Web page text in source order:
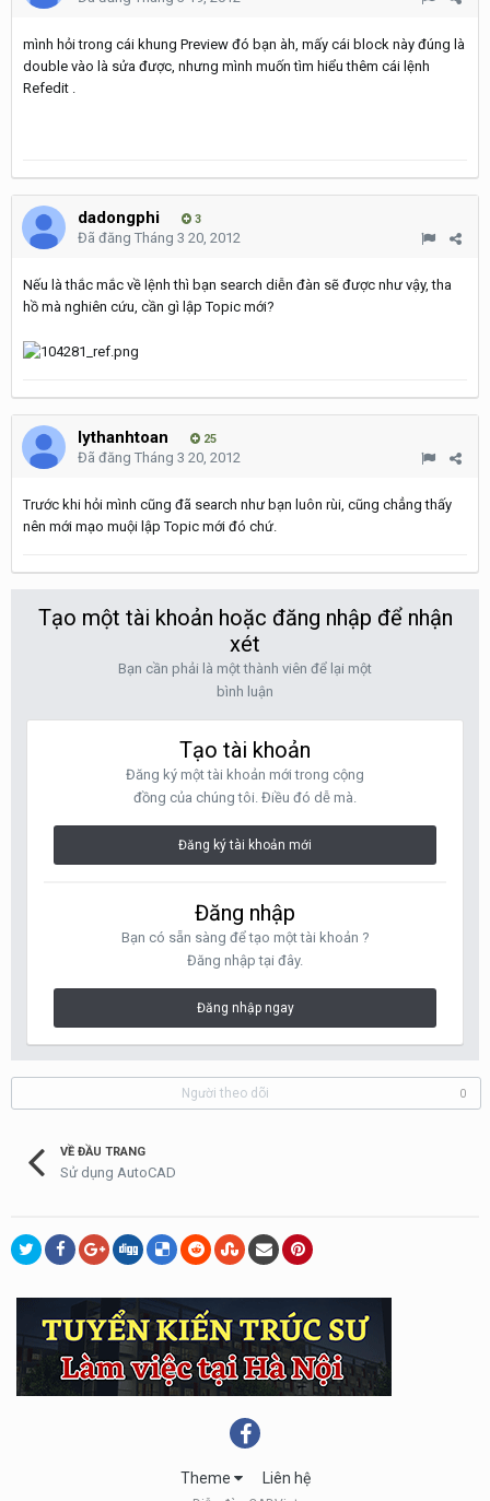
mình hỏi trong cái khung Preview đó bạn àh, mấy cái block này đúng là
double vào là sửa được, nhưng mình muốn tìm hiểu thêm cái lệnh
Refedit .
dadongphi 3
Đã đăng Tháng 3 20, 2012
Nếu là thắc mắc về lệnh thì bạn search diễn đàn sẽ được như vậy, tha
hồ mà nghiên cứu, cần gì lập Topic mới?
lythanhtoan 25
Đã đăng Tháng 3 20, 2012
Trước khi hỏi mình cũng đã search như bạn luôn rùi, cũng chẳng thấy
nên mới mạo muội lập Topic mới đó chứ.
Tạo một tài khoản hoặc đăng nhập để nhận
xét
Bạn cần phải là một thành viên để lại một
bình luận
Tạo tài khoản
Đăng ký một tài khoản mới trong cộng
đồng của chúng tôi. Điều đó dễ mà.
Đăng ký tài khoản mới
Đăng nhập
Bạn có sẵn sàng để tạo một tài khoản ?
Đăng nhập tại đây.
Đăng nhập ngay
Người theo dõi 0
VỀ ĐẦU TRANG
Sử dụng AutoCAD
Theme Liên hệ